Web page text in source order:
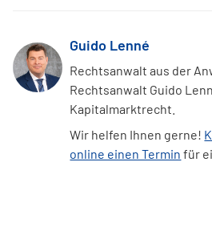
Guido Lenné
Rechtsanwalt aus der
Rechtsanwalt Guido
Kapitalmarktrecht.
Wir helfen Ihnen gerne!
online einen Termin für